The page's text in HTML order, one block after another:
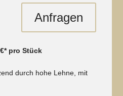
Anfragen
pro Stück
durch hohe Lehne, mit